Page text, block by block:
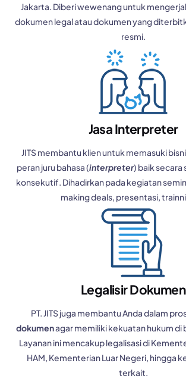
Jakarta. Diberi wewenang untuk
dokumen legal atau dokumen yang
resmi.
Jasa Interpreter
JITS membantu klien untuk memasuki
peran juru bahasa (interpreter) baik secara
konsekutif. Dihadirkan pada kegiatan
making deals, presentasi,
Legalisir Dokumen
PT. JITS juga membantu Anda dalam
dokumenagar memiliki kekuatan hukum di
Layanan ini mencakup legalisasi di
HAM, Kementerian Luar Negeri, hingga
terkait.